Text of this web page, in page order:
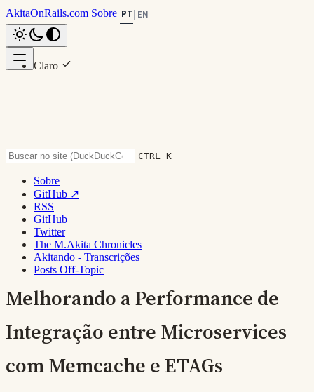
AkitaOnRails.com Sobre PT EN
Claro
CTRL K
Sobre
GitHub ↗
RSS
GitHub
Twitter
The M.Akita Chronicles
Akitando - Transcrições
Posts Off-Topic
Conclusão
Melhorando a Performance de
Integração entre Microservices
com Memcache e ETAGs